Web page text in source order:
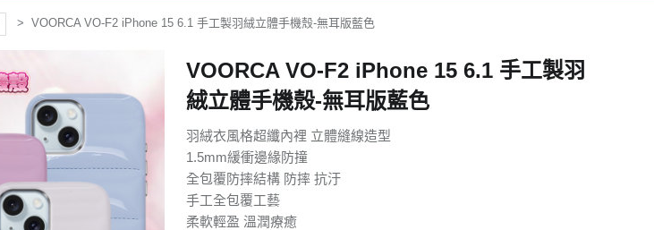
VOORCA VO-F2 iPhone 15 6.1 手工製羽絨立體手機殼-無耳版藍色
VOORCA VO-F2 iPhone 15 6.1 手工製羽
絨立體手機殼-無耳版藍色
羽絨衣風格超纖內裡 立體縫線造型
1.5mm緩衝邊緣防撞
全包覆防摔結構 防摔 抗汙
手工全包覆工藝
柔軟輕盈 溫潤療癒